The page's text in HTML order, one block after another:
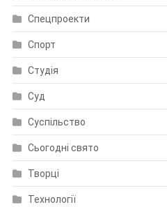
Спецпроекти
Спорт
Студія
Суд
Суспільство
Сьогодні свято
Творці
Технології